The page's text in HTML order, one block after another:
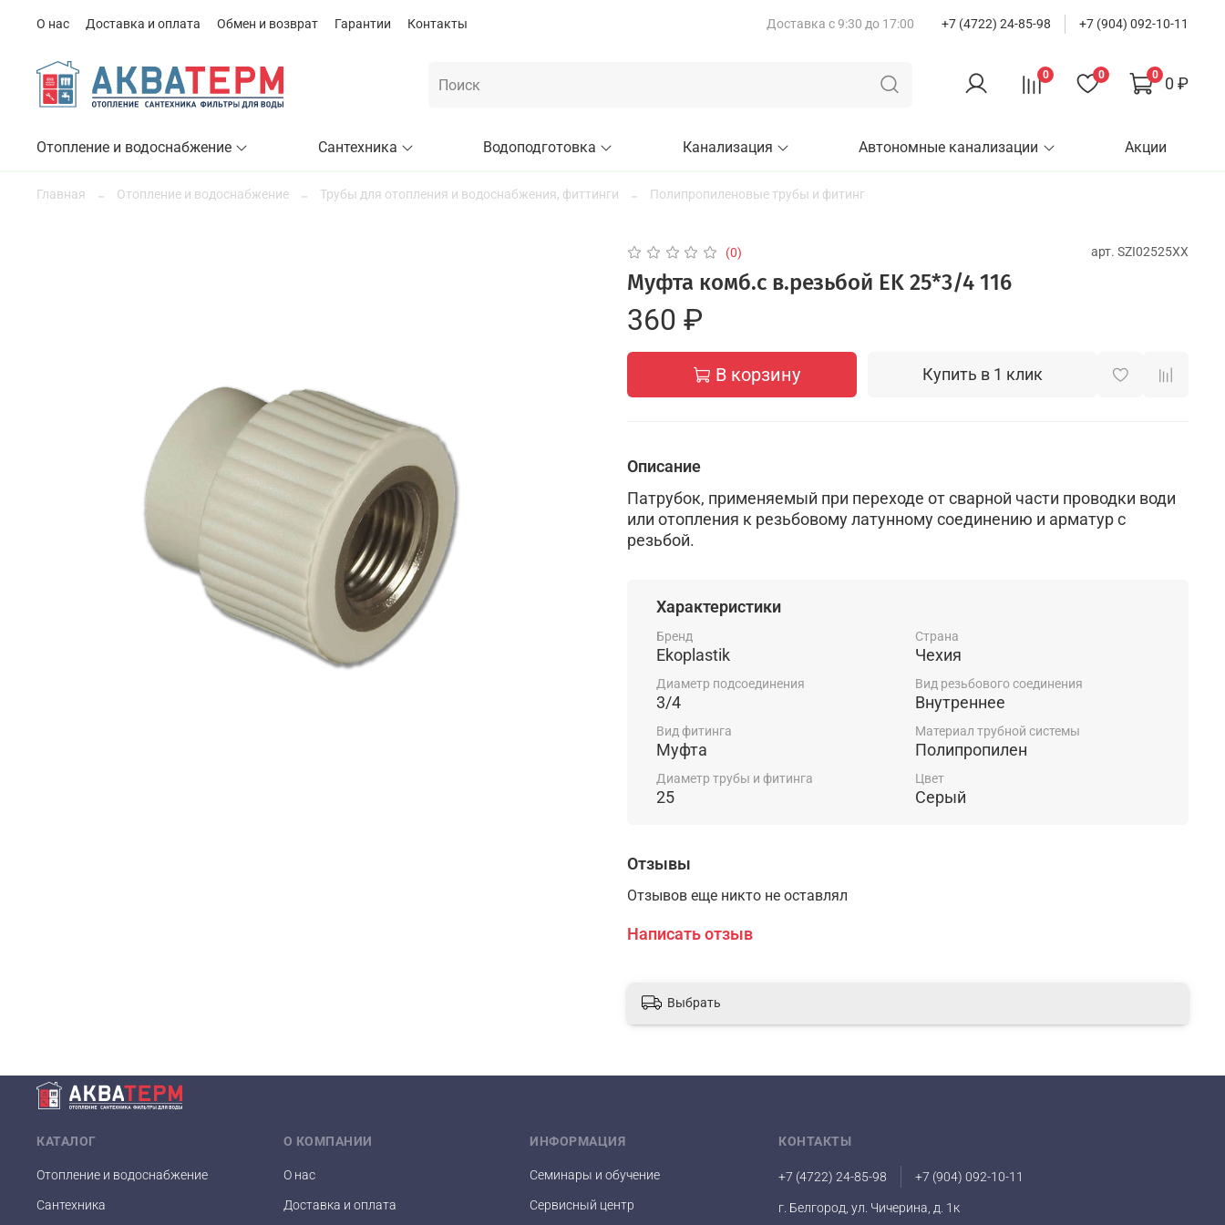
О нас Доставка и оплата Обмен и возврат Гарантии Контакты Доставка с 9:30 до 17:00 +7 (4722) 24-85-98 +7 (904) 092-10-11
0 0 0 0 ₽
Отопление и водоснабжение Сантехника Водоподготовка Канализация Автономные канализации Акции
Главная Отопление и водоснабжение Трубы для отопления и водоснабжения, фиттинги Полипропиленовые трубы и фитинг
(0) арт. SZI02525XX
Муфта комб.с в.резьбой EK 25*3/4 116
360 ₽
В корзину Купить в 1 клик
Описание
Патрубок, применяемый при переходе от сварной части проводки води
или отопления к резьбовому латунному соединению и арматур с
резьбой.
Характеристики
Бренд
Ekoplastik
Страна
Чехия
Диаметр подсоединения
3/4
Вид резьбового соединения
Внутреннее
Вид фитинга
Муфта
Материал трубной системы
Полипропилен
Диаметр трубы и фитинга
25
Цвет
Серый
Отзывы
Отзывов еще никто не оставлял
Написать отзыв
Выбрать
КАТАЛОГ
Отопление и водоснабжение
Сантехника
О КОМПАНИИ
О нас
Доставка и оплата
ИНФОРМАЦИЯ
Семинары и обучение
Сервисный центр
КОНТАКТЫ
+7 (4722) 24-85-98 +7 (904) 092-10-11
г. Белгород, ул. Чичерина, д. 1к